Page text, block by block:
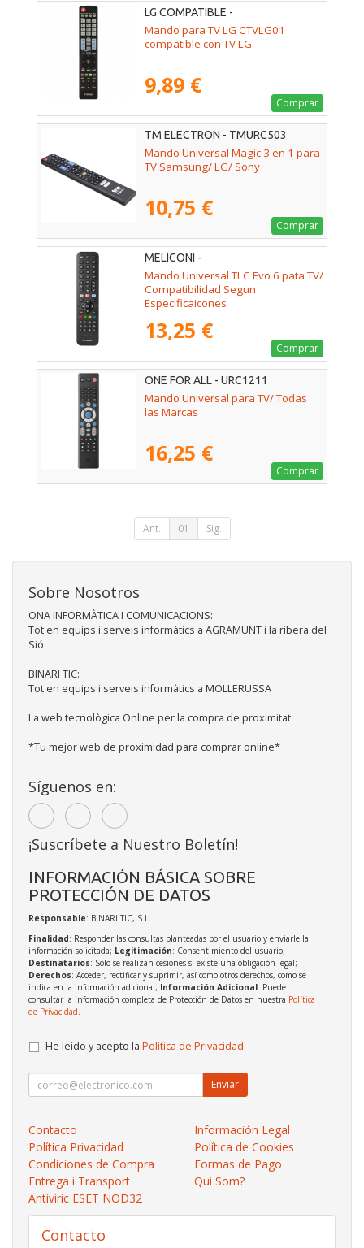
LG COMPATIBLE -
02ACCOEMCTVLG01
Mando para TV LG CTVLG01
compatible con TV LG
9,89 €
Comprar
TM ELECTRON - TMURC503
Mando Universal Magic 3 en 1 para
TV Samsung/ LG/ Sony
10,75 €
Comprar
MELICONI -
Mando Universal TLC Evo 6 pata TV/
Compatibilidad Segun
Especificaicones
13,25 €
Comprar
ONE FOR ALL - URC1211
Mando Universal para TV/ Todas
las Marcas
16,25 €
Comprar
Ant. 01 Sig.
Sobre Nosotros
ONA INFORMÀTICA I COMUNICACIONS:
Tot en equips i serveis informàtics a AGRAMUNT i la ribera del
Sió
BINARI TIC:
Tot en equips i serveis informàtics a MOLLERUSSA
La web tecnològica Online per la compra de proximitat
*Tu mejor web de proximidad para comprar online*
Síguenos en:
¡Suscríbete a Nuestro Boletín!
INFORMACIÓN BÁSICA SOBRE
PROTECCIÓN DE DATOS
Responsable: BINARI TIC, S.L.
Finalidad: Responder las consultas planteadas por el usuario y enviarle la
información solicitada; Legitimación: Consentimiento del usuario;
Destinatarios: Solo se realizan cesiones si existe una obligación legal;
Derechos: Acceder, rectificar y suprimir, así como otros derechos, como se
indica en la información adicional; Información Adicional: Puede
consultar la información completa de Protección de Datos en nuestra Política
de Privacidad.
He leído y acepto la Política de Privacidad.
Enviar
Contacto
Información Legal
Política Privacidad
Política de Cookies
Condiciones de Compra
Formas de Pago
Entrega i Transport
Qui Som?
Antivíric ESET NOD32
Contacto